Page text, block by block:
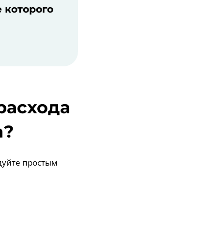
которого
простым